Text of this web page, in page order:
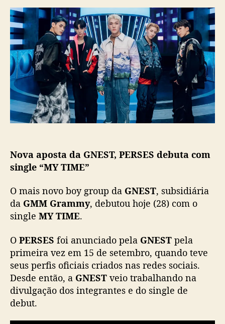
r
d
o
p
o
s
t
d
e
p
u
b
l
i
c
a
ç
ã
o
v
a
a
p
o
s
t
a
d
a
E
,
P
E
E
S
d
e
a
Nova aposta da GNEST, PERSES debuta com
single “MY TIME”
O mais novo boy group da GNEST, subsidiária
da GMM Grammy, debutou hoje (28) com o
single MY TIME.
O PERSES foi anunciado pela GNEST pela
primeira vez em 15 de setembro, quando teve
seus perfis oficiais criados nas redes sociais.
Desde então, a GNEST veio trabalhando na
divulgação dos integrantes e do single de
debut.